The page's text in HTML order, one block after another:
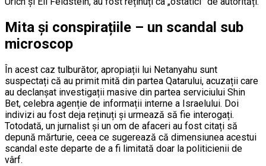
Mita și conspirațiile – un scandal sub
microscop
În acest caz tulburător, apropiații lui Netanyahu sunt
suspectați că au primit mită din partea Qatarului, acuzații care
au declanșat investigații masive din partea serviciului Shin
Bet, celebra agenție de informații interne a Israelului. Doi
indivizi au fost deja reținuți și urmează să fie interogați.
Totodată, un jurnalist și un om de afaceri au fost citați să
depună mărturie, ceea ce sugerează că dimensiunea acestui
scandal este departe de a fi limitată doar la politicienii de
vârf.